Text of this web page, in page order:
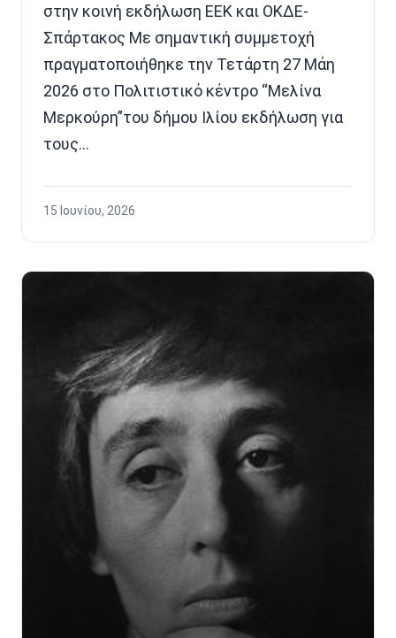
στην κοινή εκδήλωση ΕΕΚ και ΟΚΔΕ-
Σπάρτακος Με σημαντική συμμετοχή
πραγματοποιήθηκε την Τετάρτη 27 Μάη
2026 στο Πολιτιστικό κέντρο “Μελίνα
Μερκούρη”του δήμου Ιλίου εκδήλωση για
τους…
15 Ιουνίου, 2026